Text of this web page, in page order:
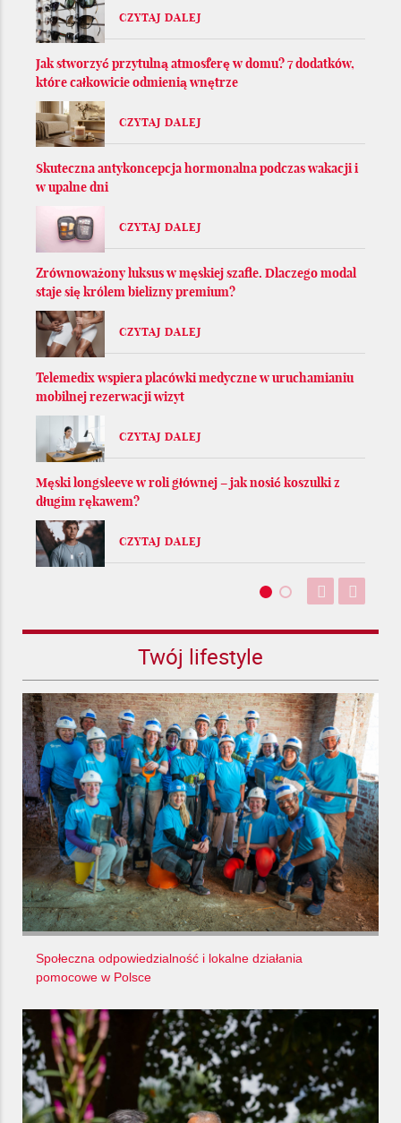
CZYTAJ DALEJ
Jak stworzyć przytulną atmosferę w domu? 7 dodatków,
które całkowicie odmienią wnętrze
CZYTAJ DALEJ
Skuteczna antykoncepcja hormonalna podczas wakacji i
w upalne dni
CZYTAJ DALEJ
Zrównoważony luksus w męskiej szafie. Dlaczego modal
staje się królem bielizny premium?
CZYTAJ DALEJ
Telemedix wspiera placówki medyczne w uruchamianiu
mobilnej rezerwacji wizyt
CZYTAJ DALEJ
Męski longsleeve w roli głównej – jak nosić koszulki z
długim rękawem?
CZYTAJ DALEJ
Twój lifestyle
Społeczna odpowiedzialność i lokalne działania
pomocowe w Polsce